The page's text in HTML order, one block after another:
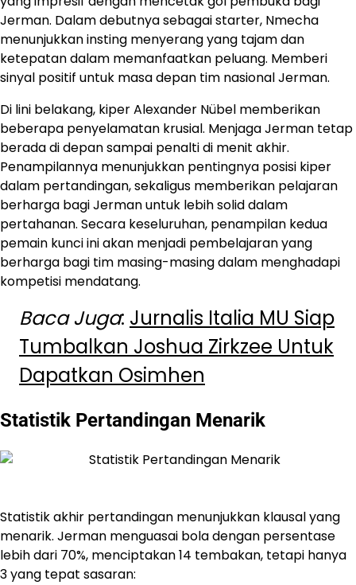
Jerman. Dalam debutnya sebagai starter, Nmecha
menunjukkan insting menyerang yang tajam dan
ketepatan dalam memanfaatkan peluang. Memberi
sinyal positif untuk masa depan tim nasional Jerman.
Di lini belakang, kiper Alexander Nübel memberikan
beberapa penyelamatan krusial. Menjaga Jerman tetap
berada di depan sampai penalti di menit akhir.
Penampilannya menunjukkan pentingnya posisi kiper
dalam pertandingan, sekaligus memberikan pelajaran
berharga bagi Jerman untuk lebih solid dalam
pertahanan. Secara keseluruhan, penampilan kedua
pemain kunci ini akan menjadi pembelajaran yang
berharga bagi tim masing-masing dalam menghadapi
kompetisi mendatang.
Baca Juga: Jurnalis Italia MU Siap
Tumbalkan Joshua Zirkzee Untuk
Dapatkan Osimhen
Statistik Pertandingan Menarik
Statistik akhir pertandingan menunjukkan klausal yang
menarik. Jerman menguasai bola dengan persentase
lebih dari 70%, menciptakan 14 tembakan, tetapi hanya
3 yang tepat sasaran: